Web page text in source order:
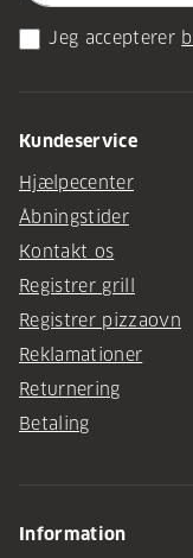
Jeg accepterer
Kundeservice
Hjælpecenter
Åbningstider
Kontakt os
Registrer grill
Registrer pizzaovn
Reklamationer
Returnering
Betaling
Information